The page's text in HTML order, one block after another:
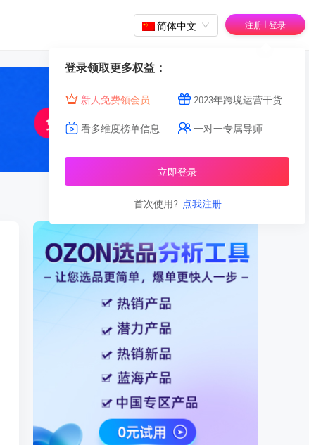
简体中文 注册 | 登录
登录领取更多权益：
新人免费领会员 2023年跨境运营干货
看多维度榜单信息 一对一专属导师
立即登录
首次使用? 点我注册